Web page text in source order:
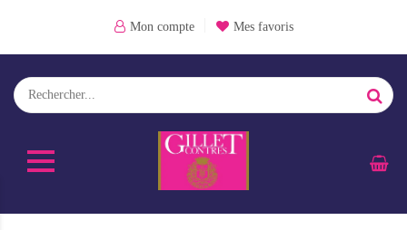
Mon compte Mes favoris